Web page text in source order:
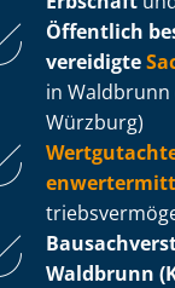
Öffentlich
vereidigte
in Waldbrunn
Würzburg)
Waldbrunn